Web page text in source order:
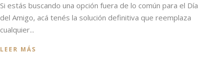
Si estás buscando una opción fuera de lo común para el Día
del Amigo, acá tenés la solución definitiva que reemplaza
cualquier...
LEER MÁS